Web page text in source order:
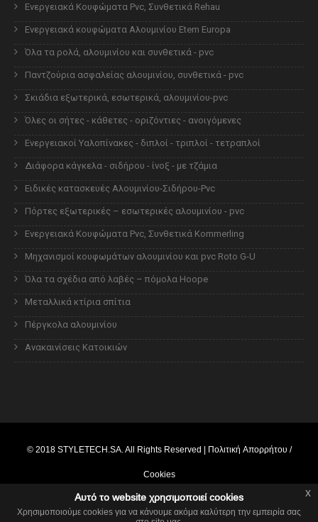
Ενεργειακά Κουφώματα Pvc, Συνθετικά Rehau
Ενεργειακά κουφώματα Αλουμινίου Etem Europa
Όλα τα ρολά, αλουμινίου και συνθετικά - pvc
Παντζούρια ασφαλείας αλουμινίου, συνθετικά - pvc
Σκιάδια εξωτερικά, εσωτερικά, αλουμινίου-pvc
Όλες οι σήτες - κάθετες - οριζόντιες - ανοιγόμενες
Ενεργειακοί Υαλοπίνακες - διπλοί - τριπλοί - τετραπλοί
Διάφορα κάγκελα - σιδήρου - ίνοξ - με τζάμια
Ειδικές κατασκευές Αλουμινίου-Σιδήρου-Pvc
Πόρτες εξωτερικές – εσωτερικές αλουμινίου - pvc
Ενεργειακά Κουφώματα Pvc, Συνθετικά Kommerling
Μηχανισμοί κουφωμάτων αλουμινίου και pvc Roto G-U
Όλα τα σχέδια από λαβές – πόμολα Hoope
Μεταλλικά κτίρια σπίτια
Πέργκολα αλουμινίου
Ανακαινίσεις Κατοικιών
© 2018 STYLETECH.SA. All Rights Reserved | Πολιτική Απορρήτου /
Cookies
Powered bywebcore.gr
Αυτό το website χρησιμοποιεί cookies
Χρησιμοποιούμε cookies για να κάνουμε ακόμα καλύτερη την εμπειρία σας
x